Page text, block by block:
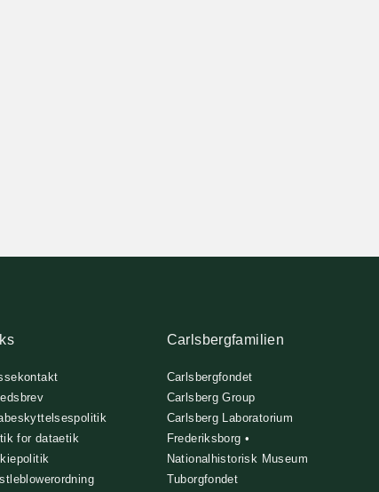
for dataetik
Carlsbergfamilien
Carlsbergfondet
Carlsberg Group
Carlsberg Laboratorium
Frederiksborg •
Nationalhistorisk Museum
Tuborgfondet